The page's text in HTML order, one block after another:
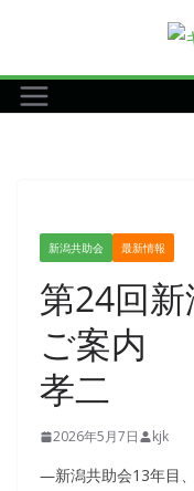
テ
ン
新潟共助会 最新情報
第24回
ご案内
孝二
2026年5月7日 kjk
―新潟共助会13年目